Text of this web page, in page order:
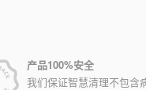
产品100%安全
我们保证智慧清理不包含